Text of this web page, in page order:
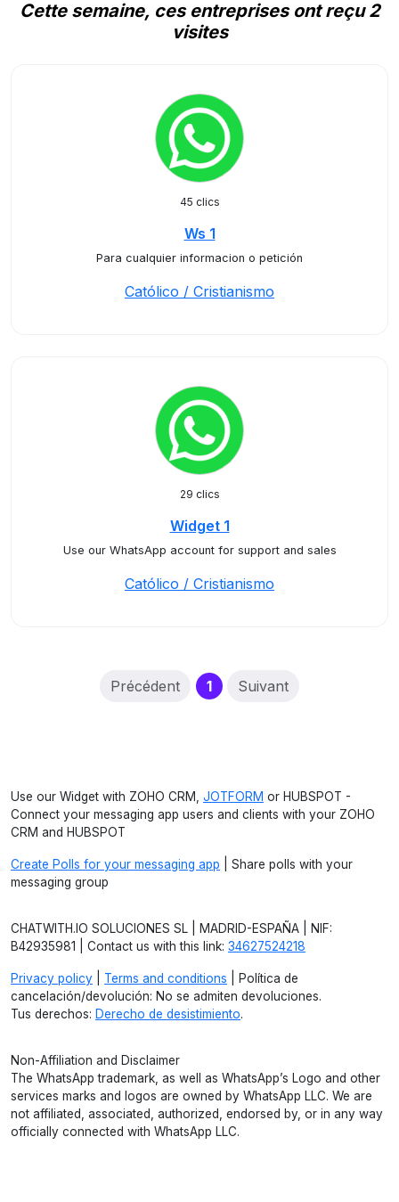
Cette semaine, ces entreprises ont reçu 2
visites
45 clics
Ws 1
Para cualquier informacion o petición
Católico / Cristianismo
29 clics
Widget 1
Use our WhatsApp account for support and sales
Católico / Cristianismo
Précédent 1(current)
Suivant
Use our Widget with ZOHO CRM, JOTFORM or HUBSPOT -
Connect your messaging app users and clients with your ZOHO
CRM and HUBSPOT
Create Polls for your messaging app | Share polls with your
messaging group
CHATWITH.IO SOLUCIONES SL | MADRID-ESPAÑA | NIF:
B42935981 | Contact us with this link: 34627524218
Privacy policy Terms and conditions | Política de
cancelación/devolución: No se admiten devoluciones.
Tus derechos: Derecho de desistimiento.
Non-Affiliation and Disclaimer
The WhatsApp trademark, as well as WhatsApp’s Logo and other
services marks and logos are owned by WhatsApp LLC. We are
not affiliated, associated, authorized, endorsed by, or in any way
officially connected with WhatsApp LLC.